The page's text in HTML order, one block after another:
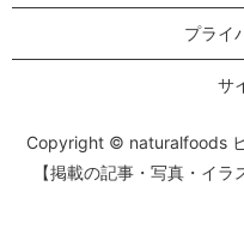
プライ
サ
Copyright © naturalfoods
【掲載の記事・写真・イ